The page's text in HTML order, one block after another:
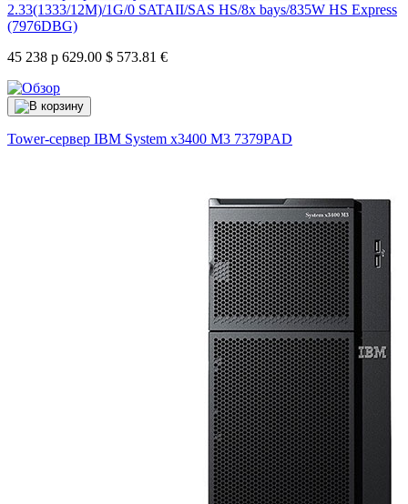
2.33(1333/12M)/1G/0 SATAII/SAS HS/8x bays/835W HS Express
(7976DBG)
45 238 р 629.00 $ 573.81 €
Tower-сервер IBM System x3400 M3 7379PAD